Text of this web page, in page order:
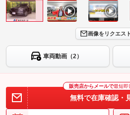
画像をリクエス
車両動画（2）
販売店からメールで最短即
無料で在庫確認・